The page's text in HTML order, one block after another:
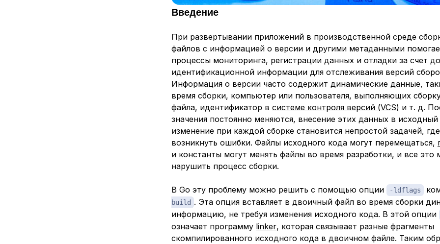
Введение
При развертывании приложений в производственной среде
файлов с информацией о версии и другими метаданными
процессы мониторинга, регистрации данных и отладки за счет
идентификационной информации для отслеживания версий
Информация о версии часто содержит динамические данные,
время сборки, компьютер или пользователя, выполняющих
файла, идентификатор в системе контроля версий (VCS) и т. д.
значения постоянно меняются, внесение этих данных в
изменение при каждой сборке становится непростой задачей,
возникнуть ошибки. Файлы исходного кода могут перемещаться,
и константымогут менять файлы во время разработки, и все это
нарушить процесс сборки.
В Go эту проблему можно решить с помощью опции -ldflags
build . Эта опция вставляет в двоичный файл во время сборки
информацию, не требуя изменения исходного кода. В этой опции
означает программу linker, которая связывает разные фрагменты
скомпилированного исходного кода в двоичном файле. Таким